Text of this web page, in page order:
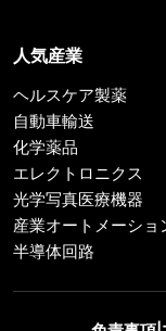
人気産業
ヘルスケア製薬
自動車輸送
化学薬品
エレクトロニクス
光学写真医療機器
産業オートメーショ
半導体回路